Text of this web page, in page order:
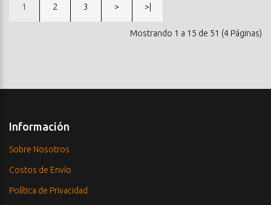
1 2 3 > >|
Mostrando 1 a 15 de 51 (4 Páginas)
Información
Sobre Nosotros
Costos de Envío
Política de Privacidad